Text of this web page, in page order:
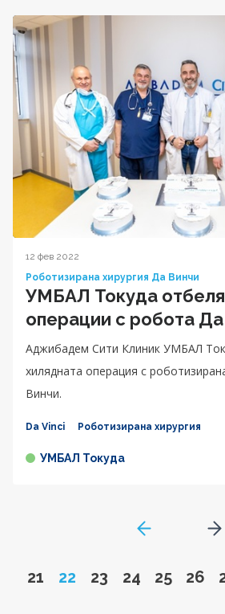
12 фев 2022
Роботизирана хирургия Да Винчи
УМБАЛ Токуда
операции с робота
Аджибадем Сити Клиник УМБАЛ
хилядната операция с
Винчи.
Da Vinci Роботизирана хирургия
УМБАЛ Токуда
Go to page
21 Page
22 Go to page
23 Go to page
24 Go to
25 Go
26